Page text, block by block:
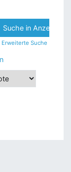
Erweiterte Suche